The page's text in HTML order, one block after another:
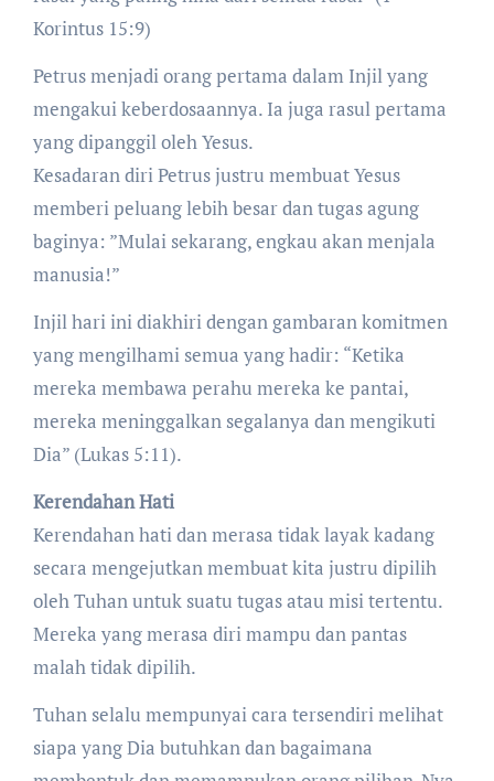
Korintus 15:9)
Petrus menjadi orang pertama dalam Injil yang
mengakui keberdosaannya. Ia juga rasul pertama
yang dipanggil oleh Yesus.
Kesadaran diri Petrus justru membuat Yesus
memberi peluang lebih besar dan tugas agung
baginya: ”Mulai sekarang, engkau akan menjala
manusia!”
Injil hari ini diakhiri dengan gambaran komitmen
yang mengilhami semua yang hadir: “Ketika
mereka membawa perahu mereka ke pantai,
mereka meninggalkan segalanya dan mengikuti
Dia” (Lukas 5:11).
Kerendahan Hati
Kerendahan hati dan merasa tidak layak kadang
secara mengejutkan membuat kita justru dipilih
oleh Tuhan untuk suatu tugas atau misi tertentu.
Mereka yang merasa diri mampu dan pantas
malah tidak dipilih.
Tuhan selalu mempunyai cara tersendiri melihat
siapa yang Dia butuhkan dan bagaimana